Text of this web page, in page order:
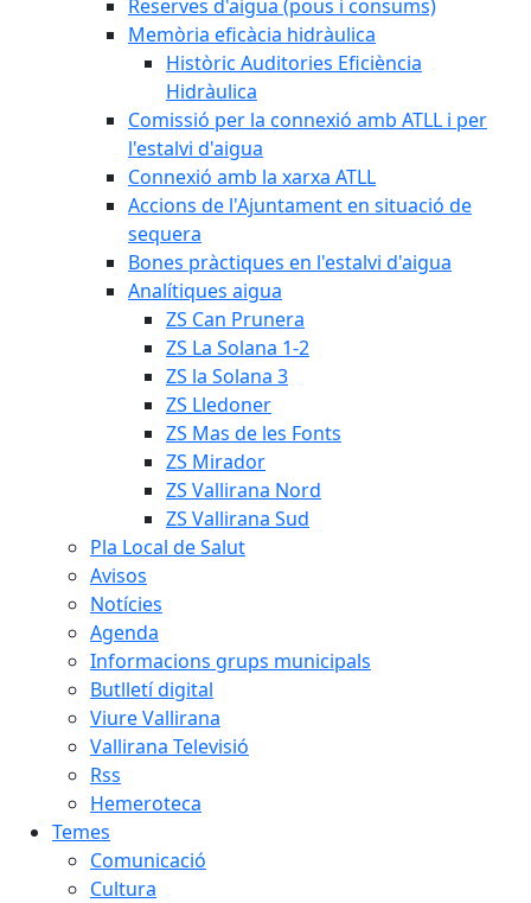
Reserves d'aigua (pous i consums)
Memòria eficàcia hidràulica
Històric Auditories Eficiència
Hidràulica
Comissió per la connexió amb ATLL i per
l'estalvi d'aigua
Connexió amb la xarxa ATLL
Accions de l'Ajuntament en situació de
sequera
Bones pràctiques en l'estalvi d'aigua
Analítiques aigua
ZS Can Prunera
ZS La Solana 1-2
ZS la Solana 3
ZS Lledoner
ZS Mas de les Fonts
ZS Mirador
ZS Vallirana Nord
ZS Vallirana Sud
Pla Local de Salut
Avisos
Notícies
Agenda
Informacions grups municipals
Butlletí digital
Viure Vallirana
Vallirana Televisió
Rss
Hemeroteca
Temes
Comunicació
Cultura